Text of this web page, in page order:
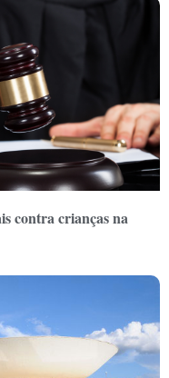
contra crianças na